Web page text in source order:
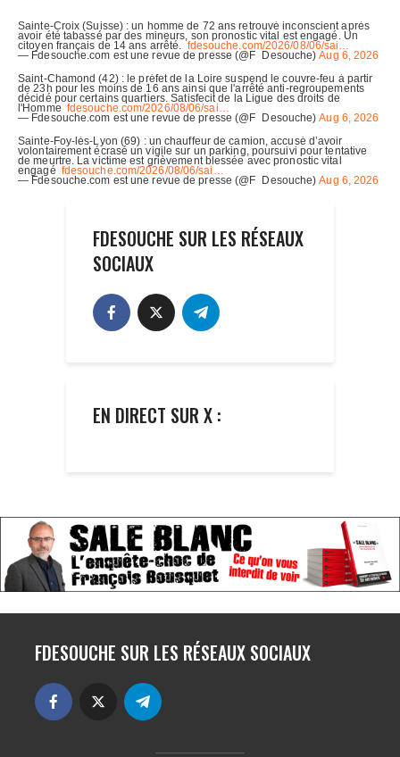
FDESOUCHE SUR LES RÉSEAUX
SOCIAUX
EN DIRECT SUR X :
FDESOUCHE SUR LES RÉSEAUX SOCIAUX